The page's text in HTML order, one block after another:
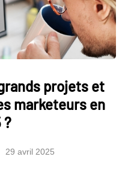
projets et
marketeurs en
?
29 avril 2025